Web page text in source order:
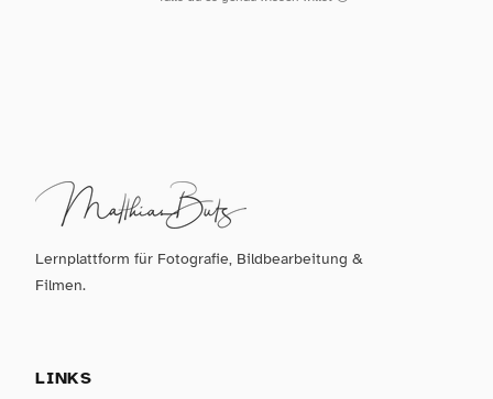
Lernplattform für Fotografie, Bildbearbeitung &
Filmen.
LINKS